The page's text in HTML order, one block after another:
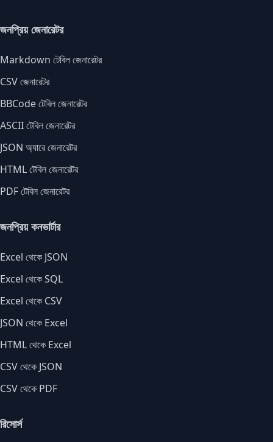
জনপ্রিয় জেনারেটর
Markdown টেবিল জেনারেটর
CSV জেনারেটর
BBCode টেবিল জেনারেটর
ASCII টেবিল জেনারেটর
JSON অ্যারে জেনারেটর
HTML টেবিল জেনারেটর
PDF টেবিল জেনারেটর
জনপ্রিয় কনভার্টার
Excel থেকে JSON
Excel থেকে SQL
Excel থেকে CSV
JSON থেকে Excel
HTML থেকে Excel
CSV থেকে JSON
CSV থেকে PDF
রিসোর্স